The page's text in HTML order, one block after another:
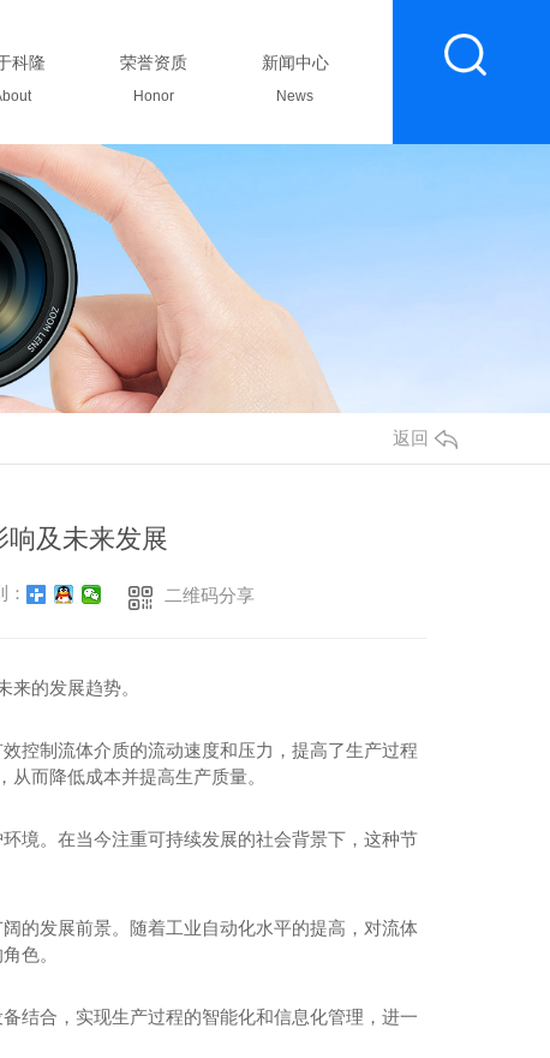
科隆 荣誉资质
Honor
新闻中心
News
联系我们
返回
及未来发展
： 二维码分享
的发展趋势。
控制流体介质的流动速度和压力，提高了生产过程
而降低成本并提高生产质量。
境。在当今注重可持续发展的社会背景下，这种节
的发展前景。随着工业自动化水平的提高，对流体
色。
结合，实现生产过程的智能化和信息化管理，进一